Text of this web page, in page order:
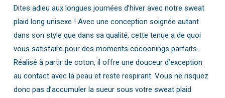
Dites adieu aux longues journées d’hiver avec notre sweat
plaid long unisexe ! Avec une conception soignée autant
dans son style que dans sa qualité, cette tenue a de quoi
vous satisfaire pour des moments cocoonings parfaits.
Réalisé à partir de coton, il offre une douceur d’exception
au contact avec la peau et reste respirant. Vous ne risquez
donc pas d’accumuler la sueur sous votre sweat plaid